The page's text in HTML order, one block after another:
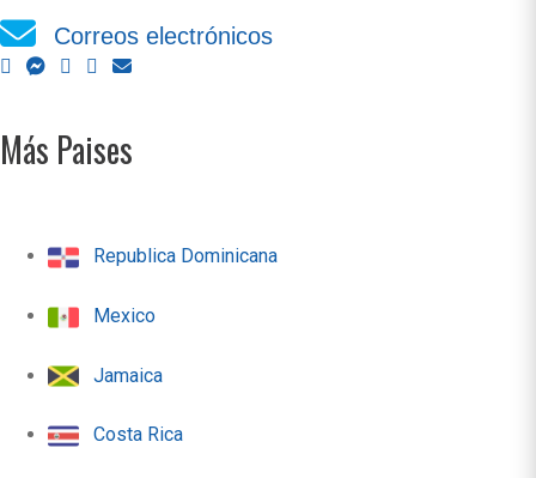
Correos electrónicos
Más Paises
Republica Dominicana
Mexico
Jamaica
Costa Rica